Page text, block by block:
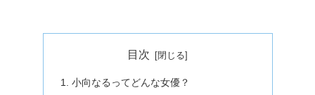
目次
小向なるってどんな女優？